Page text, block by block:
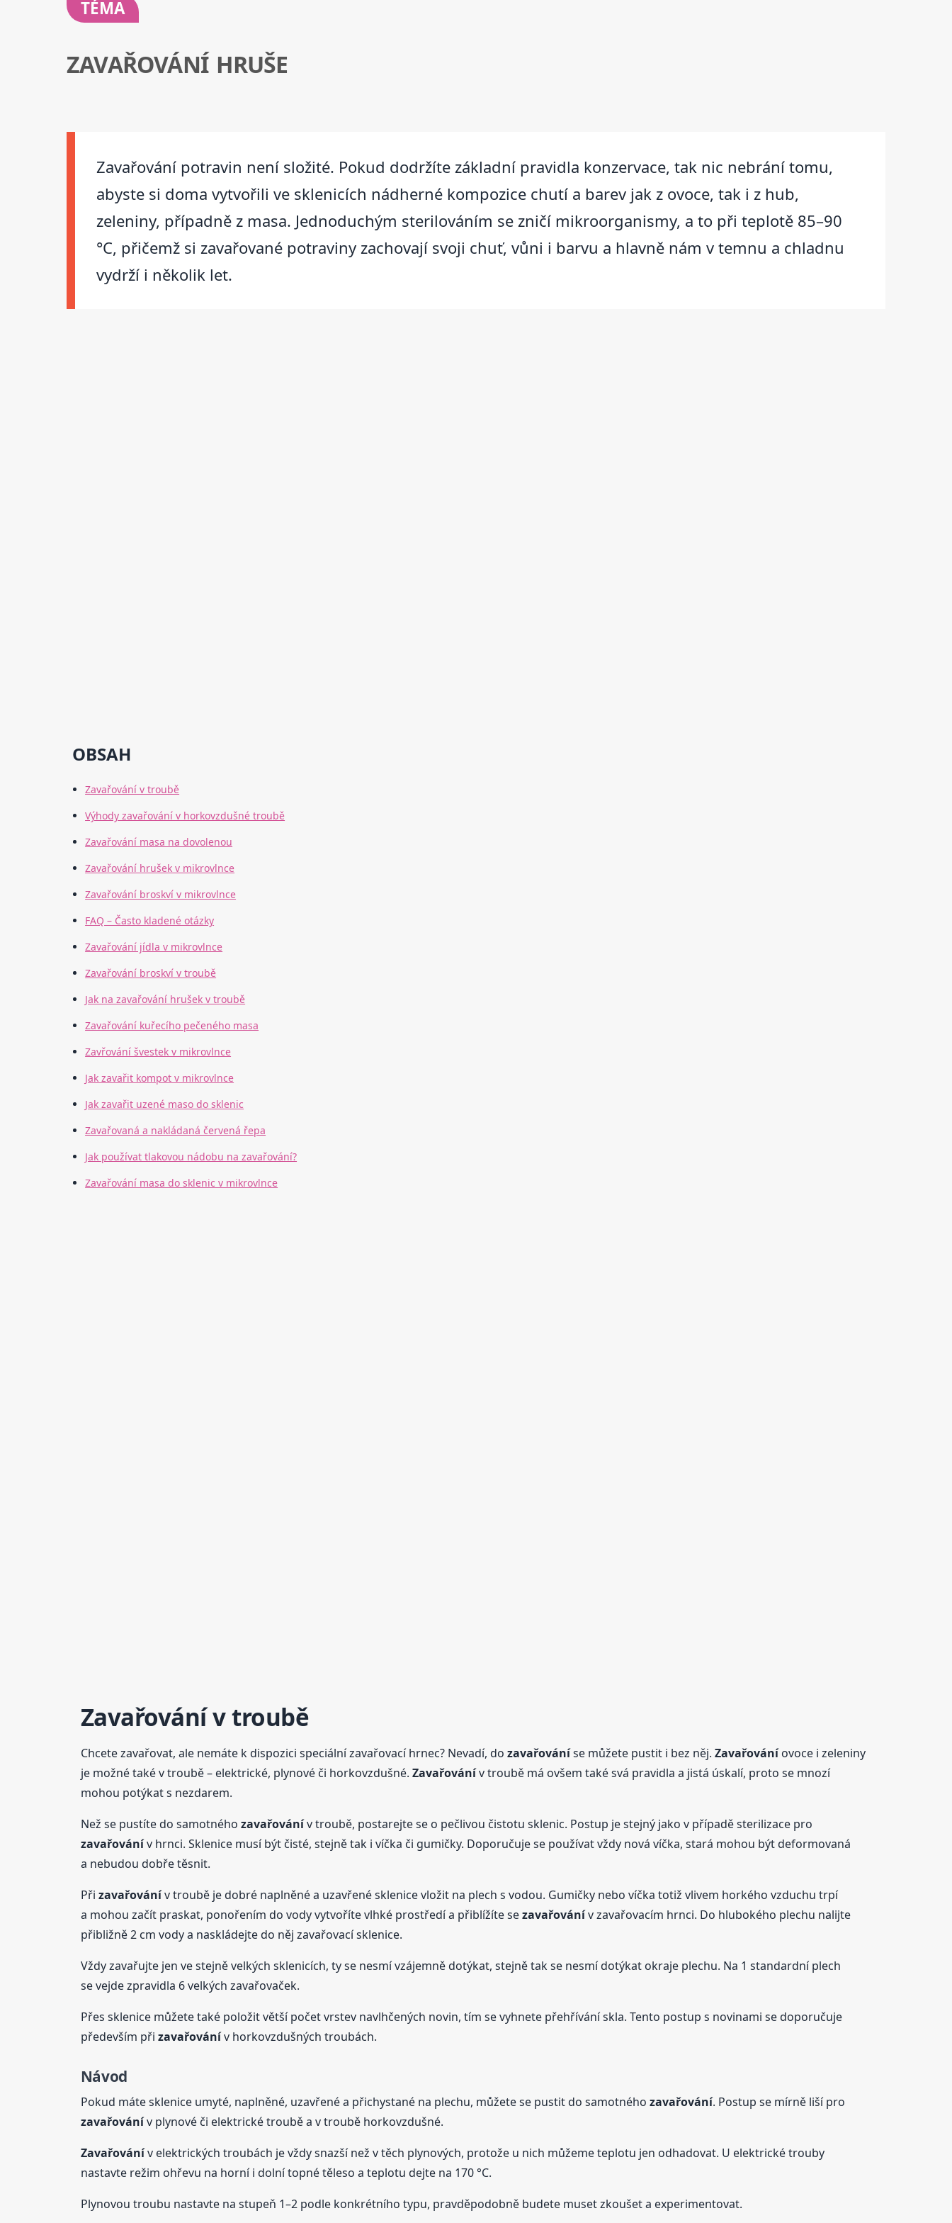
TÉMA
ZAVAŘOVÁNÍ HRUŠE
Zavařování potravin není složité. Pokud dodržíte základní pravidla konzervace, tak nic nebrání tomu,
abyste si doma vytvořili ve sklenicích nádherné kompozice chutí a barev jak z ovoce, tak i z hub,
zeleniny, případně z masa. Jednoduchým sterilováním se zničí mikroorganismy, a to při teplotě 85–90
°C, přičemž si zavařované potraviny zachovají svoji chuť, vůni i barvu a hlavně nám v temnu a chladnu
vydrží i několik let.
OBSAH
Zavařování v troubě
Výhody zavařování v horkovzdušné troubě
Zavařování masa na dovolenou
Zavařování hrušek v mikrovlnce
Zavařování broskví v mikrovlnce
FAQ – Často kladené otázky
Zavařování jídla v mikrovlnce
Zavařování broskví v troubě
Jak na zavařování hrušek v troubě
Zavařování kuřecího pečeného masa
Zavřování švestek v mikrovlnce
Jak zavařit kompot v mikrovlnce
Jak zavařit uzené maso do sklenic
Zavařovaná a nakládaná červená řepa
Jak používat tlakovou nádobu na zavařování?
Zavařování masa do sklenic v mikrovlnce
Zavařovánív troubě
Chcete zavařovat, ale nemáte k dispozici speciální zavařovací hrnec? Nevadí, do zavařováníse můžete pustit i bez něj. Zavařováníovoce i zeleniny
je možné také v troubě – elektrické, plynové či horkovzdušné. Zavařovánív troubě má ovšem také svá pravidla a jistá úskalí, proto se mnozí
mohou potýkat s nezdarem.
Než se pustíte do samotného zavařovánív troubě, postarejte se o pečlivou čistotu sklenic. Postup je stejný jako v případě sterilizace pro
zavařovánív hrnci. Sklenice musí být čisté, stejně tak i víčka či gumičky. Doporučuje se používat vždy nová víčka, stará mohou být deformovaná
a nebudou dobře těsnit.
Při zavařovánív troubě je dobré naplněné a uzavřené sklenice vložit na plech s vodou. Gumičky nebo víčka totiž vlivem horkého vzduchu trpí
a mohou začít praskat, ponořením do vody vytvoříte vlhké prostředí a přiblížíte sezavařovánív zavařovacím hrnci. Do hlubokého plechu nalijte
přibližně 2 cm vody a naskládejte do něj zavařovací sklenice.
Vždy zavařujte jen ve stejně velkých sklenicích, ty se nesmí vzájemně dotýkat, stejně tak se nesmí dotýkat okraje plechu. Na 1 standardní plech
se vejde zpravidla 6 velkých zavařovaček.
Přes sklenice můžete také položit větší počet vrstev navlhčených novin, tím se vyhnete přehřívání skla. Tento postup s novinami se doporučuje
především při zavařovánív horkovzdušných troubách.
Návod
Pokud máte sklenice umyté, naplněné, uzavřené a přichystané na plechu, můžete se pustit do samotného zavařování. Postup se mírně liší pro
zavařovánív plynové či elektrické troubě a v troubě horkovzdušné.
Zavařovánív elektrických troubách je vždy snazší než v těch plynových, protože u nich můžeme teplotu jen odhadovat. U elektrické trouby
nastavte režim ohřevu na horní i dolní topné těleso a teplotu dejte na 170 °C.
Plynovou troubu nastavte na stupeň 1–2 podle konkrétního typu, pravděpodobně budete muset zkoušet a experimentovat.